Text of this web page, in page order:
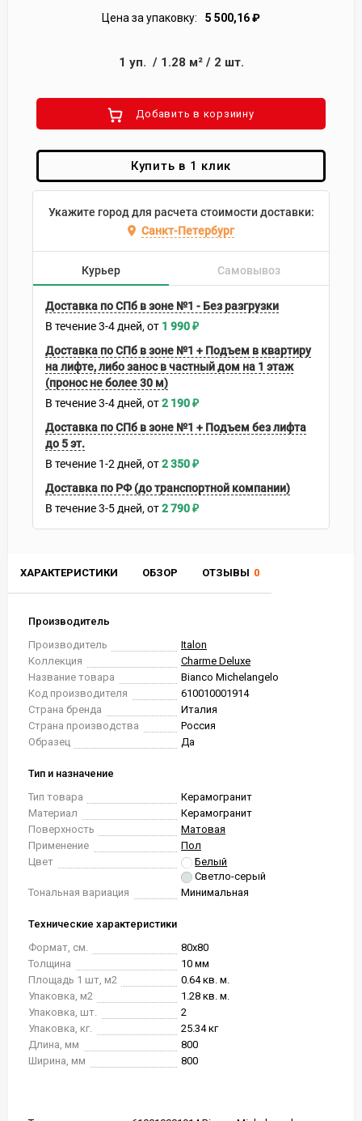
ХАРАКТЕРИСТИКИ ОБЗОР ОТЗЫВЫ 0
Производитель
Производитель
Italon
Коллекция
Charme Deluxe
Название товара
Bianco Michelangelo
Код производителя
610010001914
Страна бренда
Италия
Страна производства
Россия
Образец
Да
Тип и назначение
Тип товара
Керамогранит
Материал
Керамогранит
Поверхность
Матовая
Применение
Пол
Цвет
Белый
Светло-серый
Тональная вариация
Минимальная
Технические характеристики
Формат, см.
80x80
Толщина
10 мм
Площадь 1 шт, м2
0.64 кв. м.
Упаковка, м2
1.28 кв. м.
Упаковка, шт.
2
Упаковка, кг.
25.34 кг
Длина, мм
800
Ширина, мм
800
Цена за упаковку:
5 500,16₽
1 уп. / 1.28 м²/ 2 шт.
Добавить в корзиину
Купить в 1 клик
Укажите город для расчета стоимости доставки:
Санкт-Петербург
Курьер Самовывоз
Доставка по СПб в зоне №1 - Без разгрузки
В течение3-4 дней 1 990₽
Доставка по СПб в зоне №1 + Подъем в квартиру
на лифте, либо занос в частный дом на 1 этаж
(пронос не более 30 м)
В течение3-4 дней 2 190₽
Доставка по СПб в зоне №1 + Подъем без лифта
до 5 эт.
В течение 1-2 дней 2 350₽
Доставка по РФ (до транспортной компании)
В течение3-5 дней 2 790₽